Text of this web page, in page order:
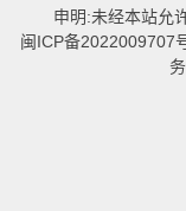
申明:未经本站允
闽ICP备2022009707